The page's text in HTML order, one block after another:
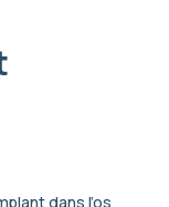
dans l’os